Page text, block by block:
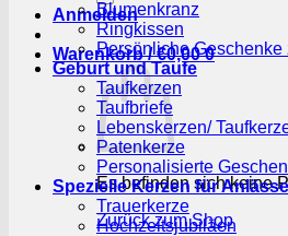
Anmelden
Warenkorb /€0,00 0
Es befinden sich keine
Zurück zum Shop
Blumenkranz
Ringkissen
Persönliche Geschenke
Geburt und Taufe
Taufkerzen
Taufbriefe
Lebenskerzen/
Patenkerze
Personalisierte
Spezielle Kerzen für Anlässe
Trauerkerze
Hochzeitsjubiläen